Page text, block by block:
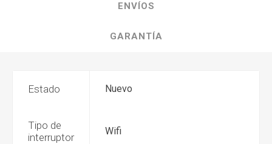
ENVÍOS
GARANTÍA
Estado Nuevo
Tipo de
interruptor
Wifi